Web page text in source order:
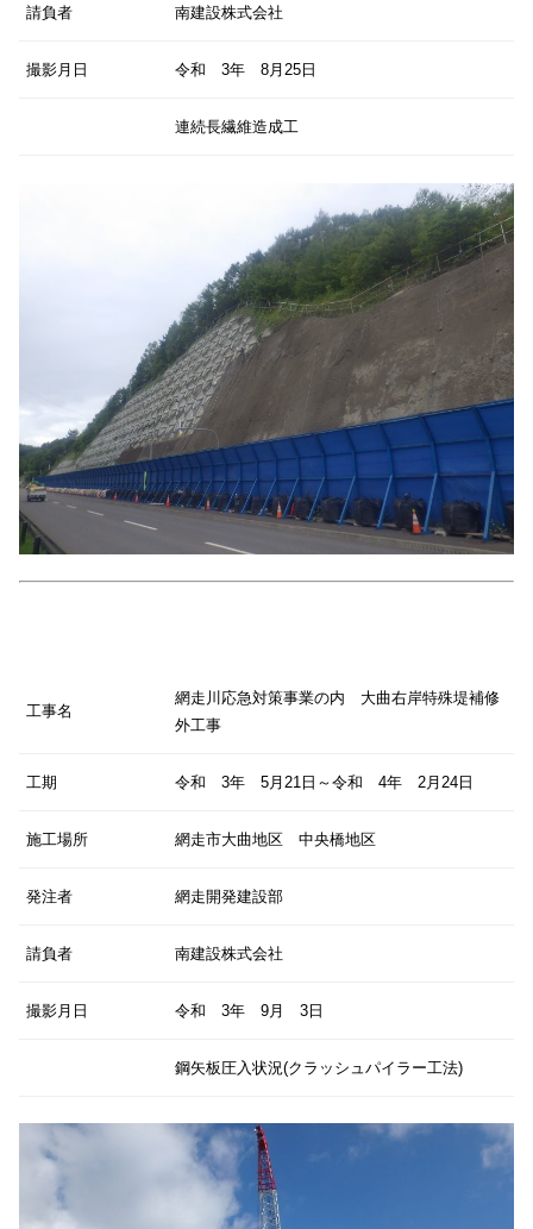
請負者 南建設株式会社
撮影月日 令和 3年 8月25日
連続長繊維造成工
工事名
網走川応急対策事業の内 大曲右岸特殊堤補修
外工事
工期 令和 3年 5月21日～令和 4年 2月24日
施工場所 網走市大曲地区 中央橋地区
発注者 網走開発建設部
請負者 南建設株式会社
撮影月日 令和 3年 9月 3日
鋼矢板圧入状況(クラッシュパイラー工法)